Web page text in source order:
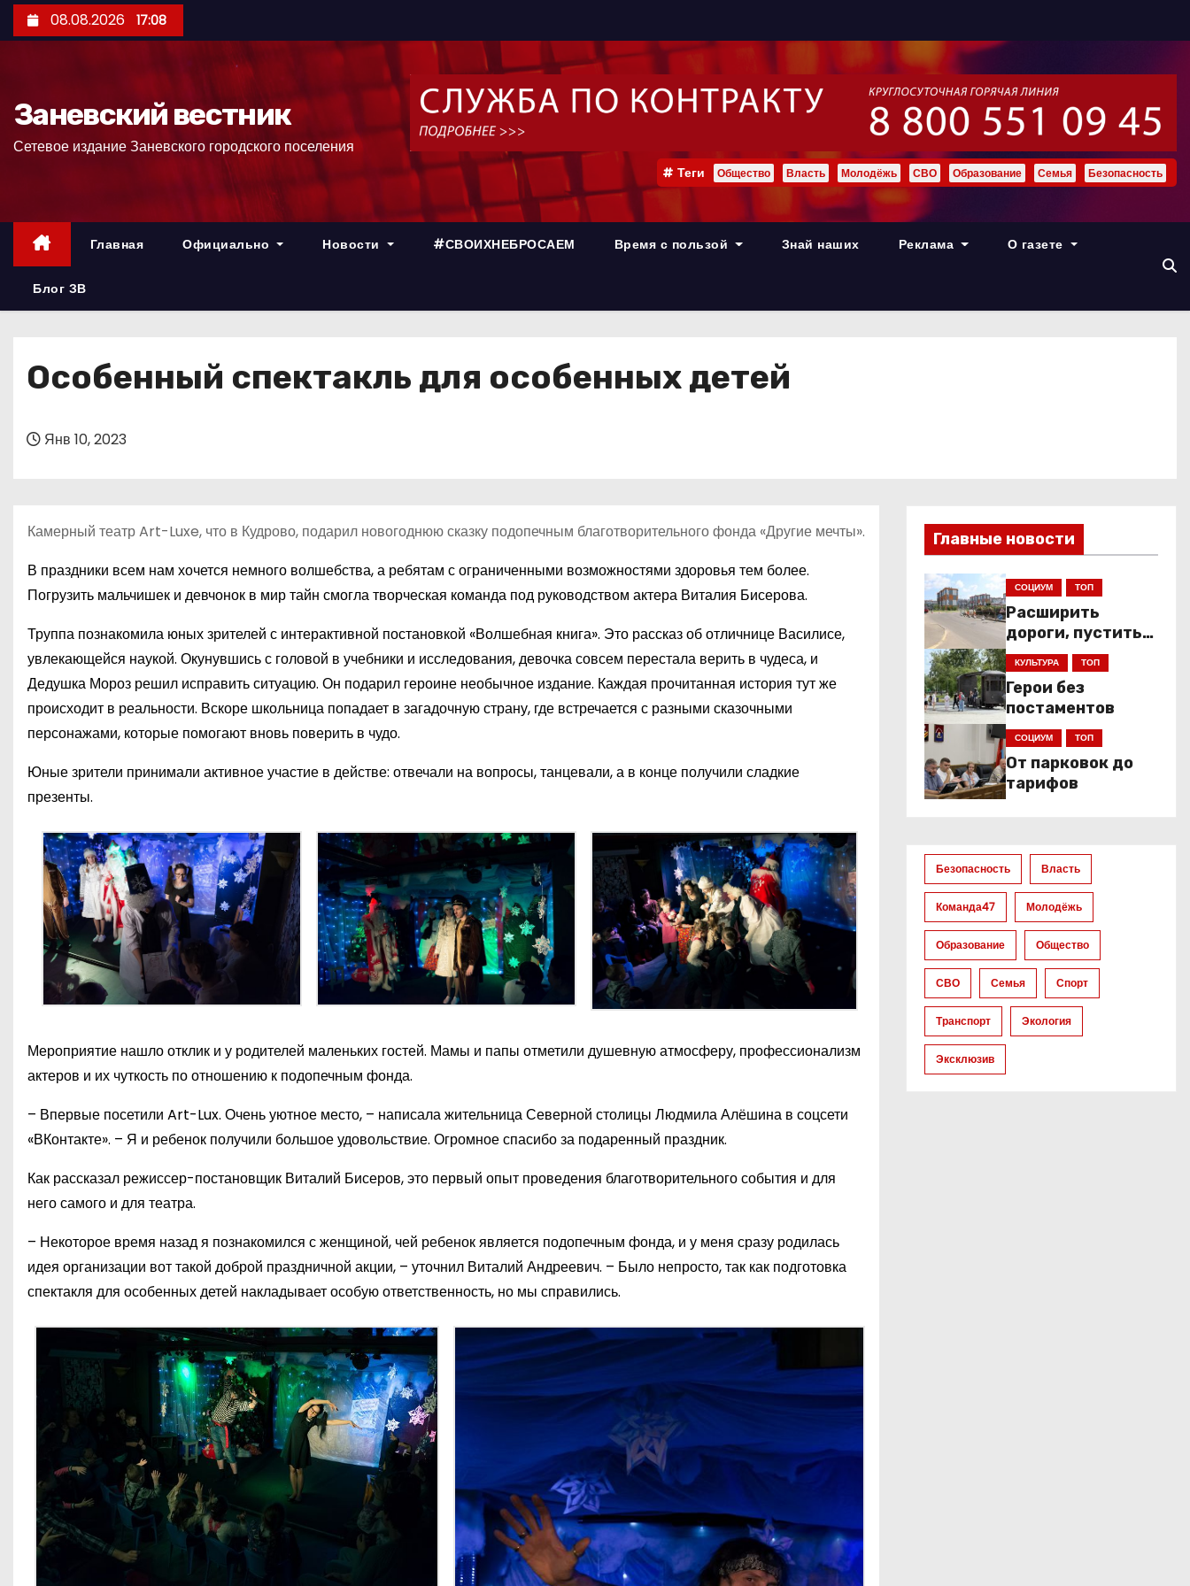
е
р
08.08.2026 17:08
Заневский вестник
Сетевое издание Заневского городского поселения
Теги Общество Власть Молодёжь СВО Образование Семья Безопасность
Главная Официально Новости #СВОИХНЕБРОСАЕМ Время с пользой Знай наших Реклама О газете
Блог ЗВ
Особенный спектакль для особенных детей
Янв 10, 2023
Камерный театр Art-Luxe, что в Кудрово, подарил новогоднюю сказку подопечным благотворительного фонда «Другие мечты».
В праздники всем нам хочется немного волшебства, а ребятам с ограниченными возможностями здоровья тем более.
Погрузить мальчишек и девчонок в мир тайн смогла творческая команда под руководством актера Виталия Бисерова.
Труппа познакомила юных зрителей с интерактивной постановкой «Волшебная книга». Это рассказ об отличнице Василисе,
увлекающейся наукой. Окунувшись с головой в учебники и исследования, девочка совсем перестала верить в чудеса, и
Дедушка Мороз решил исправить ситуацию. Он подарил героине необычное издание. Каждая прочитанная история тут же
происходит в реальности. Вскоре школьница попадает в загадочную страну, где встречается с разными сказочными
персонажами, которые помогают вновь поверить в чудо.
Юные зрители принимали активное участие в действе: отвечали на вопросы, танцевали, а в конце получили сладкие
презенты.
Мероприятие нашло отклик и у родителей маленьких гостей. Мамы и папы отметили душевную атмосферу, профессионализм
актеров и их чуткость по отношению к подопечным фонда.
– Впервые посетили Art-Lux. Очень уютное место, – написала жительница Северной столицы Людмила Алёшина в соцсети
«ВКонтакте». – Я и ребенок получили большое удовольствие. Огромное спасибо за подаренный праздник.
Как рассказал режиссер-постановщик Виталий Бисеров, это первый опыт проведения благотворительного события и для
него самого и для театра.
– Некоторое время назад я познакомился с женщиной, чей ребенок является подопечным фонда, и у меня сразу родилась
идея организации вот такой доброй праздничной акции, – уточнил Виталий Андреевич. – Было непросто, так как подготовка
спектакля для особенных детей накладывает особую ответственность, но мы справились.
Главные новости
СОЦИУМ ТОП
Расширить
дороги, пустить
низкопольники
КУЛЬТУРА ТОП
Герои без
постаментов
СОЦИУМ ТОП
От парковок до
тарифов
Безопасность Власть
Команда47 Молодёжь
Образование Общество
СВО Семья Спорт
Транспорт Экология
Эксклюзив